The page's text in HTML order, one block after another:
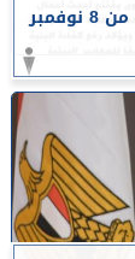
أبرز أخبار جامعة أسيوط خلال أسبوع في الفترة من 8 نوفمبر